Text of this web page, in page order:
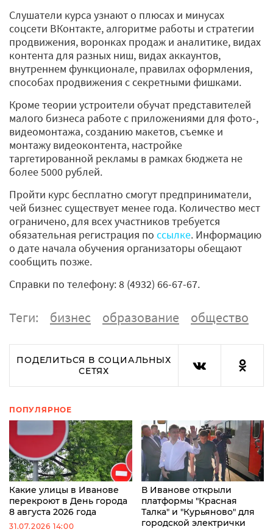
Слушатели курса узнают о плюсах и минусах
соцсети ВКонтакте, алгоритме работы и стратегии
продвижения, воронках продаж и аналитике, видах
контента для разных ниш, видах аккаунтов,
внутреннем функционале, правилах оформления,
способах продвижения с секретными фишками.
Кроме теории устроители обучат представителей
малого бизнеса работе с приложениями для фото-,
видеомонтажа, созданию макетов, съемке и
монтажу видеоконтента, настройке
таргетированной рекламы в рамках бюджета не
более 5000 рублей.
Пройти курс бесплатно смогут предприниматели,
чей бизнес существует менее года. Количество мест
ограничено, для всех участников требуется
обязательная регистрация по ссылке. Информацию
о дате начала обучения организаторы обещают
сообщить позже.
Справки по телефону: 8 (4932) 66-67-67.
Теги: бизнес образование общество
ПОДЕЛИТЬСЯ В СОЦИАЛЬНЫХ
СЕТЯХ
ПОПУЛЯРНОЕ
Какие улицы в Иванове
перекроют в День города
8 августа 2026 года
31.07.2026 14:00
В Иванове открыли
платформы "Красная
Талка" и "Курьяново" для
городской электрички